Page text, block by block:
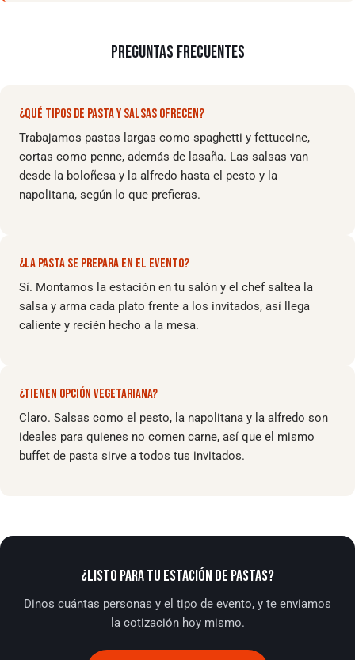
PREGUNTAS FRECUENTES
¿QUÉ TIPOS DE PASTA Y SALSAS OFRECEN?
Trabajamos pastas largas como spaghetti y fettuccine,
cortas como penne, además de lasaña. Las salsas van
desde la boloñesa y la alfredo hasta el pesto y la
napolitana, según lo que prefieras.
¿LA PASTA SE PREPARA EN EL EVENTO?
Sí. Montamos la estación en tu salón y el chef saltea la
salsa y arma cada plato frente a los invitados, así llega
caliente y recién hecho a la mesa.
¿TIENEN OPCIÓN VEGETARIANA?
Claro. Salsas como el pesto, la napolitana y la alfredo son
ideales para quienes no comen carne, así que el mismo
buffet de pasta sirve a todos tus invitados.
¿LISTO PARA TU ESTACIÓN DE PASTAS?
Dinos cuántas personas y el tipo de evento, y te enviamos
la cotización hoy mismo.